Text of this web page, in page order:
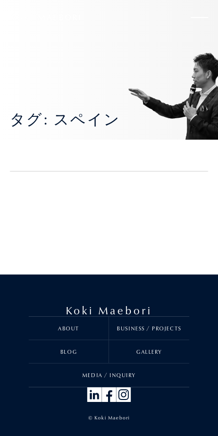
タグ: スペイン
食べログ日本一のスペイン料理アカ【aca
Koki Maebori
ABOUT BUSINESS / PROJECTS
BLOG GALLERY
MEDIA / INQUIRY
© Koki Maebori